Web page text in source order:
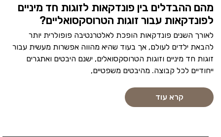
מהם ההבדלים בין פונדקאות לזוגות חד מיניים
לפונדקאות עבור זוגות הטרוסקסואליים?
לאורך השנים פונדקאות הופכת לאלטרנטיבה פופולרית יותר
להבאת ילדים לעולם, אך בעוד שהיא מהווה אפשרות מעשית עבור
זוגות חד מיניים וזוגות הטרוסקסואלים, ישנם היבטים ואתגרים
ייחודיים לכל קבוצה. מהיבטים משפטיים,
קרא עוד